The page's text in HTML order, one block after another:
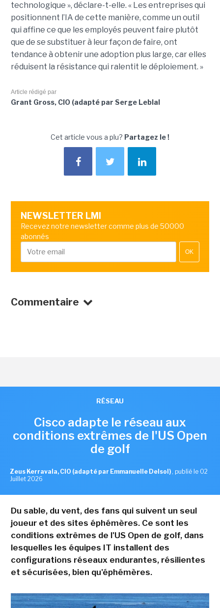
technologique », déclare-t-elle. « Les entreprises qui
positionnent l’IA de cette manière, comme un outil
qui affine ce que les employés peuvent faire plutôt
que de se substituer à leur façon de faire, ont
tendance à obtenir une adoption plus large, car elles
réduisent la résistance qui ralentit le déploiement. »
Article rédigé par
Grant Gross, CIO (adapté par Serge Leblal
Cet article vous a plu? Partagez le !
NEWSLETTER LMI
Recevez notre newsletter comme plus de 50000
abonnés
OK
Commentaire
RÉSEAU
Cisco adapte le réseau aux
conditions extrêmes de l'US Open
de golf
Zeus Kerravala, CIO (adapté par Emmanuelle Delsol) , publié le 02
Juillet 2026
Du sable, du vent, des fans qui suivent un seul
joueur et des sites éphémères. Ce sont les
conditions extrêmes de l'US Open de golf, dans
lesquelles les équipes IT installent des
configurations réseaux endurantes, résilientes
et sécurisées, bien qu'éphémères.